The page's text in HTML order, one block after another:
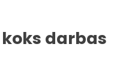
darbas